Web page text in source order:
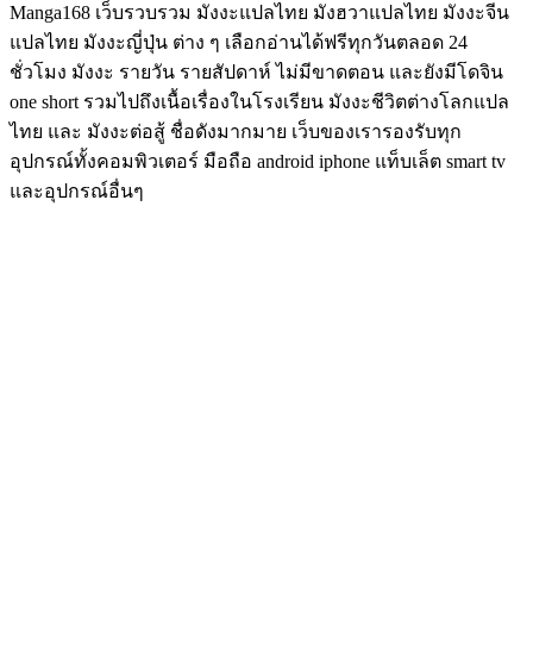
Manga168 เว็บรวบรวม มังงะแปลไทย มังฮวาแปลไทย มังงะจีน
แปลไทย มังงะญี่ปุ่น ต่าง ๆ เลือกอ่านได้ฟรีทุกวันตลอด 24
ชั่วโมง มังงะ รายวัน รายสัปดาห์ ไม่มีขาดตอน และยังมีโดจิน
one short รวมไปถึงเนื้อเรื่องในโรงเรียน มังงะชีวิตต่างโลกแปล
ไทย และ มังงะต่อสู้ ชื่อดังมากมาย เว็บของเรารองรับทุก
อุปกรณ์ทั้งคอมพิวเตอร์ มือถือ android iphone แท็บเล็ต smart tv
และอุปกรณ์อื่นๆ